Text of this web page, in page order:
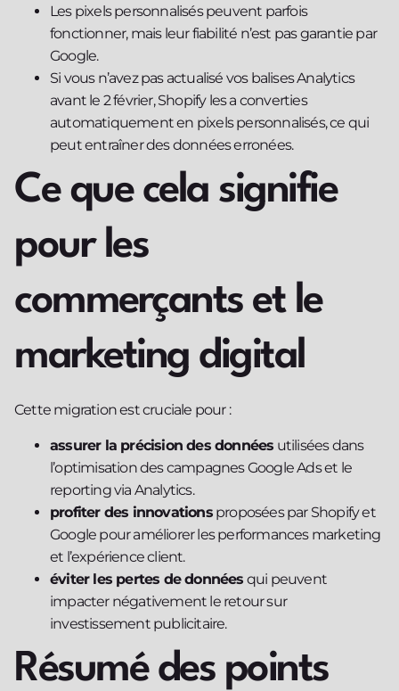
Les pixels personnalisés peuvent parfois
fonctionner, mais leur fiabilité n’est pas garantie par
Google.
Si vous n’avez pas actualisé vos balises Analytics
avant le 2 février, Shopify les a converties
automatiquement en pixels personnalisés, ce qui
peut entraîner des données erronées.
Ce que cela signifie
pour les
commerçants et le
marketing digital
Cette migration est cruciale pour :
assurer la précision des données utilisées dans
l’optimisation des campagnes Google Ads et le
reporting via Analytics.
profiter des innovationsproposées par Shopify et
Google pour améliorer les performances marketing
et l’expérience client.
éviter les pertes de données qui peuvent
impacter négativement le retour sur
investissement publicitaire.
Résumé des points